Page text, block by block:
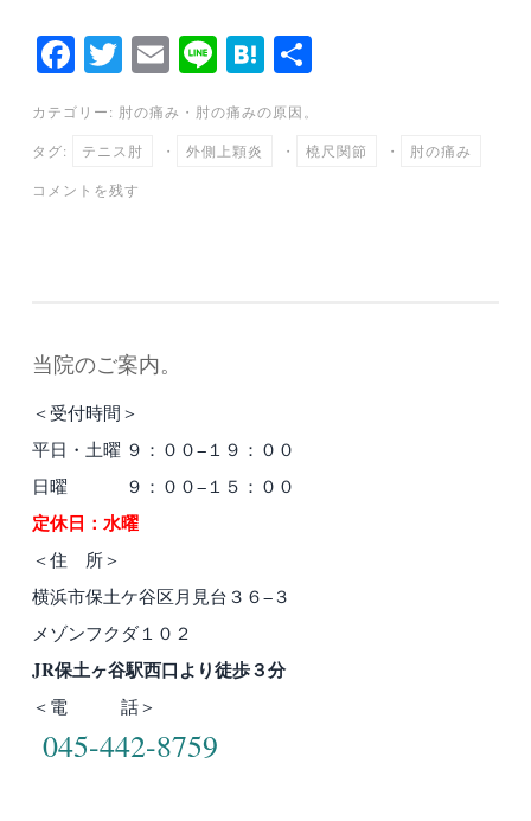
Fa
ce
bo
ok
T
wi
tte
r
E
m
ail
Li
ne
H
at
en
カテゴリー: 肘の痛み ・ 肘の痛みの原因。
タグ: テニス肘 ・ 外側上顆炎 ・ 橈尺関節 ・ 肘の痛み
コメントを残す
当院のご案内。
＜受付時間＞
平日・土曜 ９：００−１９：００
日曜 ９：００−１５：００
定休日：水曜
＜住 所＞
横浜市保土ケ谷区月見台３６−３
メゾンフクダ１０２
JR保土ヶ谷駅西口より徒歩３分
＜電 話＞
045-442-8759